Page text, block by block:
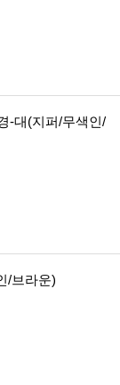
-대(지퍼/무색인/
/브라운)